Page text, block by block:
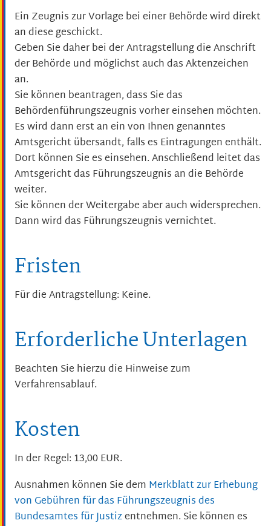
Ein Zeugnis zur Vorlage bei einer Behörde wird direkt
an diese geschickt.
Geben Sie daher bei der Antragstellung die Anschrift
der Behörde und möglichst auch das Aktenzeichen
an.
Sie können beantragen, dass Sie das
Behördenführungszeugnis vorher einsehen möchten.
Es wird dann erst an ein von Ihnen genanntes
Amtsgericht übersandt, falls es Eintragungen enthält.
Dort können Sie es einsehen. Anschließend leitet das
Amtsgericht das Führungszeugnis an die Behörde
weiter.
Sie können der Weitergabe aber auch widersprechen.
Dann wird das Führungszeugnis vernichtet.
Fristen
Für die Antragstellung: Keine.
Erforderliche Unterlagen
Beachten Sie hierzu die Hinweise zum
Verfahrensablauf.
Kosten
In der Regel: 13,00 EUR.
Ausnahmen können Sie dem Merkblatt zur Erhebung
von Gebühren für das Führungszeugnis des
Bundesamtes für Justizentnehmen. Sie können es